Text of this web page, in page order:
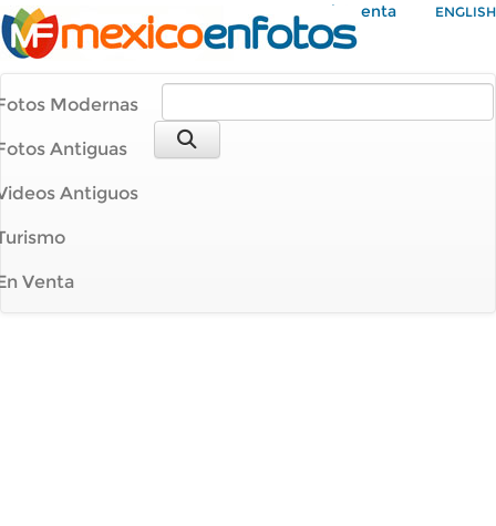
Mi Cuenta ENGLISH
Modernas
Antiguas
Antiguos
Venta